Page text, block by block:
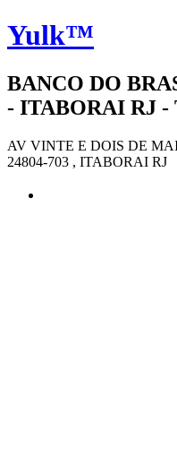
Yulk™
BANCO DO
- ITABORAI RJ -
AV VINTE E DOIS DE
24804-703 , ITABORAI RJ